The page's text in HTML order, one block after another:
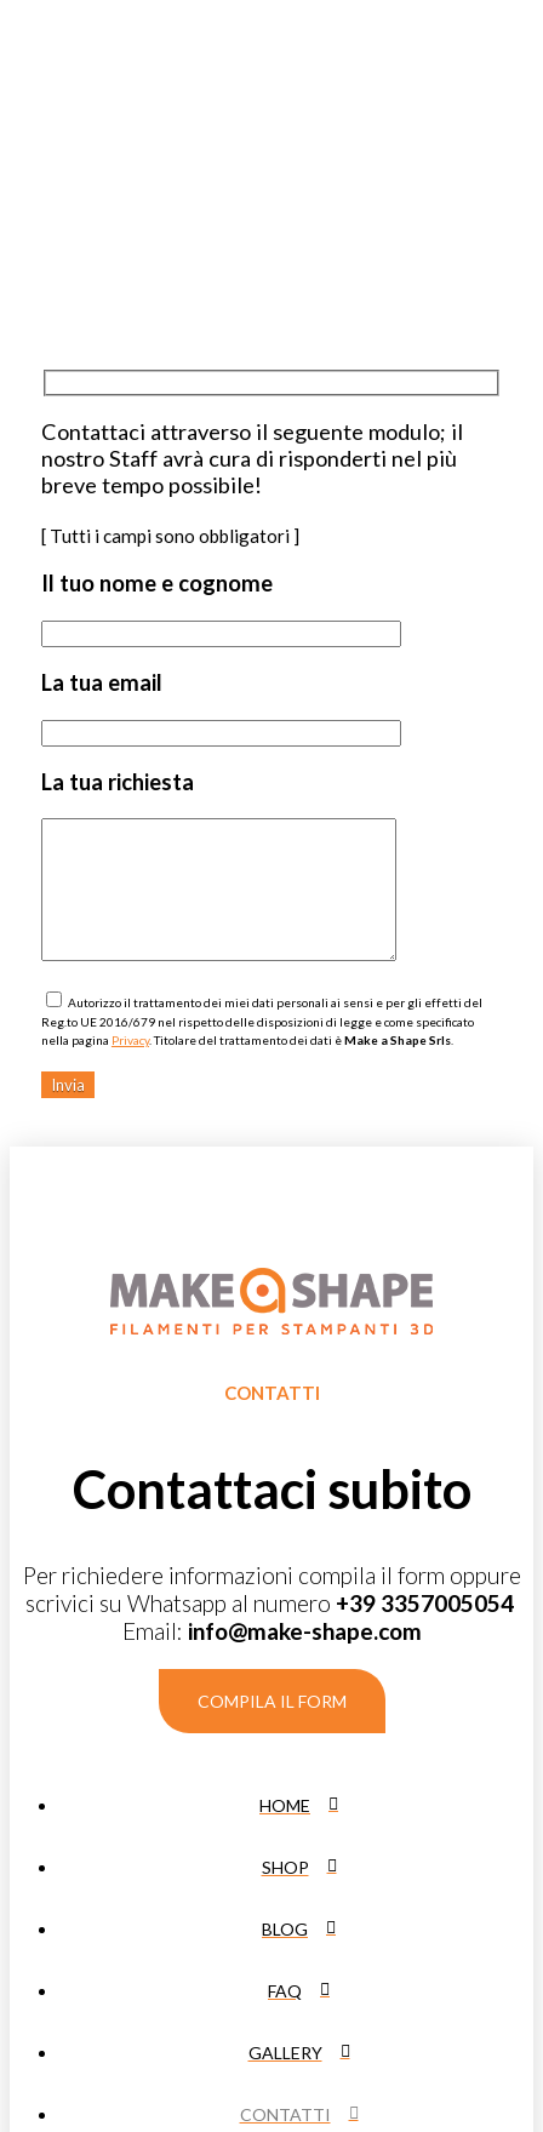
Contattaci attraverso il seguente modulo; il
nostro Staff avrà cura di risponderti nel più
breve tempo possibile!
[ Tutti i campi sono obbligatori ]
Il tuo nome e cognome
La tua email
La tua richiesta
Autorizzo il trattamento dei miei dati personali ai sensi e per gli effetti del
Reg.to UE 2016/679 nel rispetto delle disposizioni di legge e come specificato
nella pagina Privacy. Titolare del trattamento dei dati èMake a Shape Srls.
CONTATTI
Contattaci subito
Per richiedere informazioni compila il form oppure
scrivici su Whatsapp al numero +39 3357005054
Email: info@make-shape.com
COMPILA IL FORM
HOME
SHOP
BLOG
FAQ
GALLERY
CONTATTI